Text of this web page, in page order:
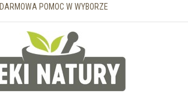
DARMOWA POMOC W WYBORZE